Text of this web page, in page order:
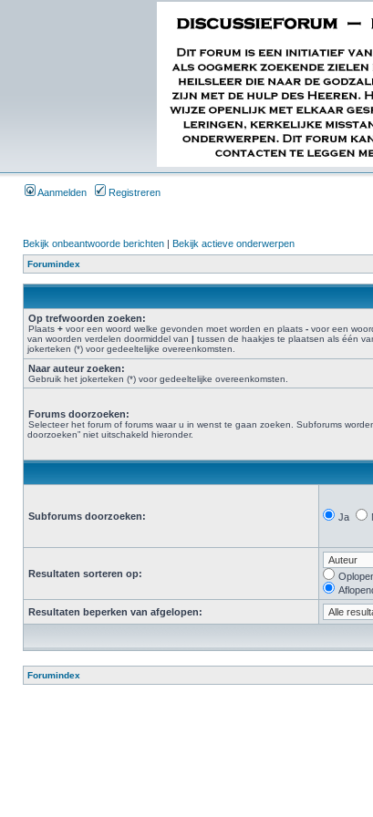
Aanmelden Registreren
Bekijk onbeantwoorde berichten | Bekijk actieve onderwerpen
Forumindex
Op trefwoorden zoeken:
Plaats + voor een woord welke gevonden moet worden en plaats - voor een
van woorden verdelen doormiddel van | tussen de haakjes te plaatsen als één
jokerteken (*) voor gedeeltelijke overeenkomsten.
Naar auteur zoeken:
Gebruik het jokerteken (*) voor gedeeltelijke overeenkomsten.
Forums doorzoeken:
Selecteer het forum of forums waar u in wenst te gaan zoeken. Subforums
doorzoeken” niet uitschakeld hieronder.
Subforums doorzoeken: Ja
Resultaten sorteren op:
Resultaten beperken van afgelopen:
Forumindex